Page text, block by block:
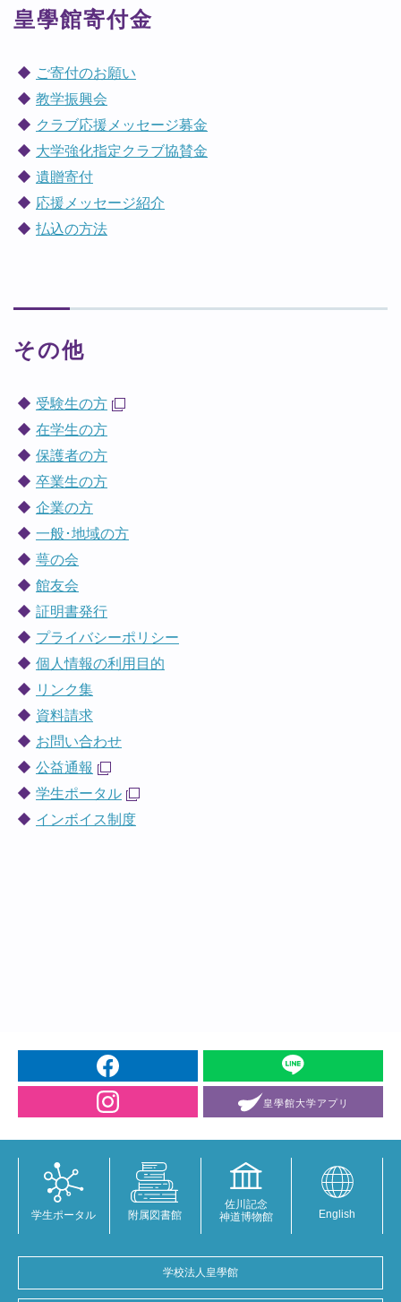
皇學館寄付金
ご寄付のお願い
教学振興会
クラブ応援メッセージ募金
大学強化指定クラブ協賛金
遺贈寄付
応援メッセージ紹介
払込の方法
その他
受験生の方
在学生の方
保護者の方
卒業生の方
企業の方
一般･地域の方
萼の会
館友会
証明書発行
プライバシーポリシー
個人情報の利用目的
リンク集
資料請求
お問い合わせ
公益通報
学生ポータル
インボイス制度
学校法人皇學館
学生ポータル 附属図書館
佐川記念
神道博物館
English
皇學館大学アプリ